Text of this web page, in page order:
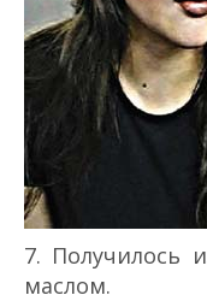
7. Получилось
маслом.